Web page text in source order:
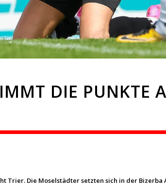
DIE PUNKTE
Die Moselstädter setzten sich in der Bizerba